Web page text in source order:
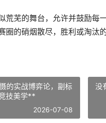
荒芜的舞台，允许并鼓励每
圈的硝烟散尽，胜利或淘汰
的实战博弈论，副标
技美学**
2026-07-08
没